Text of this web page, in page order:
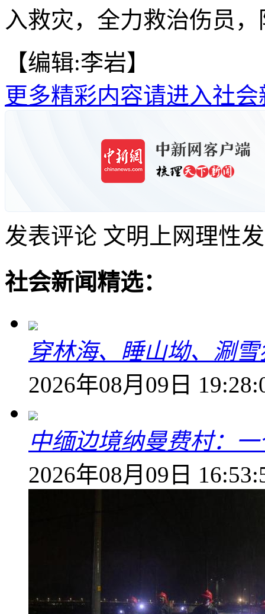
入救灾，全力救治伤员
【编辑:李岩】
更多精彩内容请进入社会
发表评论 文明上网理性
社会新闻精选：
穿林海、睡山坳、涮
2026年08月09日
中缅边境纳曼费村：
2026年08月09日